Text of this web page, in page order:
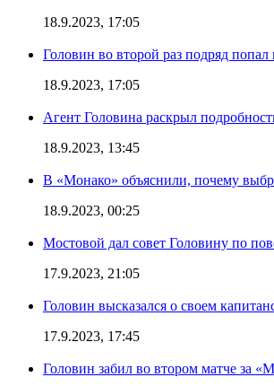
18.9.2023, 17:05
Головин во второй раз подряд
18.9.2023, 17:05
Агент Головина раскрыл
18.9.2023, 13:45
В «Монако» объяснили, почему
18.9.2023, 00:25
Мостовой дал совет Головину по
17.9.2023, 21:05
Головин высказался о своем
17.9.2023, 17:45
Головин забил во втором матче за